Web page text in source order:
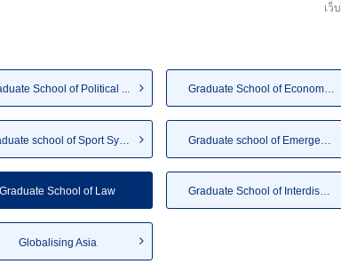
เว็
School of Political ... Graduate School of Economics
Graduate School of Law Graduate School of Interdisci...
Globalising Asia